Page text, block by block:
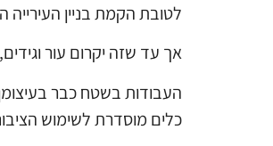
לטובת הקמת בניין העירייה
אך עד שזה יקרום עור
העבודות בשטח כבר
כלים מוסדרת לשימוש